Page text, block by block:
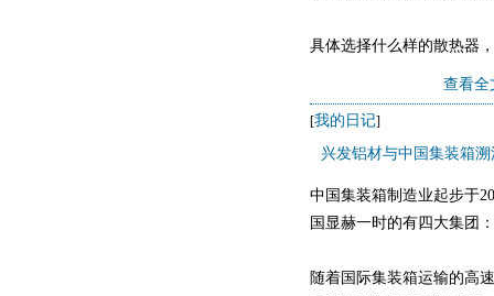
具体选择什么样的散热器
在夏天，整体温度基本都
一个更能为机器排
查看全
[我的日记]
兴发铝材与中国集装箱
中国集装箱制造业起步于
国显赫一时的有四大集团
随着国际集装箱运输的高